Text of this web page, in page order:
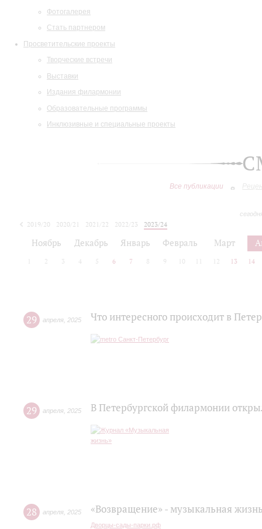
Фотогалерея
Стать партнером
Просветительские проекты
Творческие встречи
Выставки
Издания филармонии
Образовательные программы
Инклюзивные и специальные проекты
Все публикации
2019/20 2020/21 2021/22 2022/23
2023/24
Ноябрь Декабрь Январь Февраль Март
2 3 4 5 6 7 8 9 10 12 13 14
29 апреля 2025 Что интересного происходит в
29 апреля 2025 В Петербургской филармонии
28 апреля 2025 «Возвращение» - музыкальная
Дворцы-сады-парки.рф